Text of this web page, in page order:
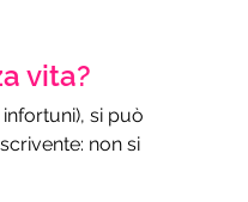
vita?
si può
non si